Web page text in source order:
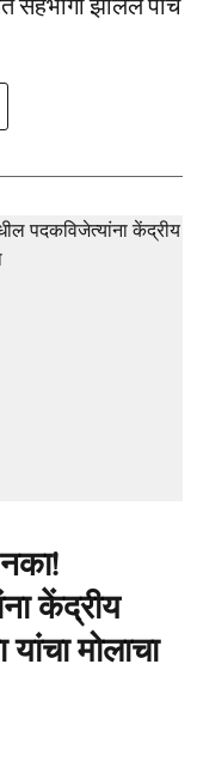
केंद्रीय
मोलाचा